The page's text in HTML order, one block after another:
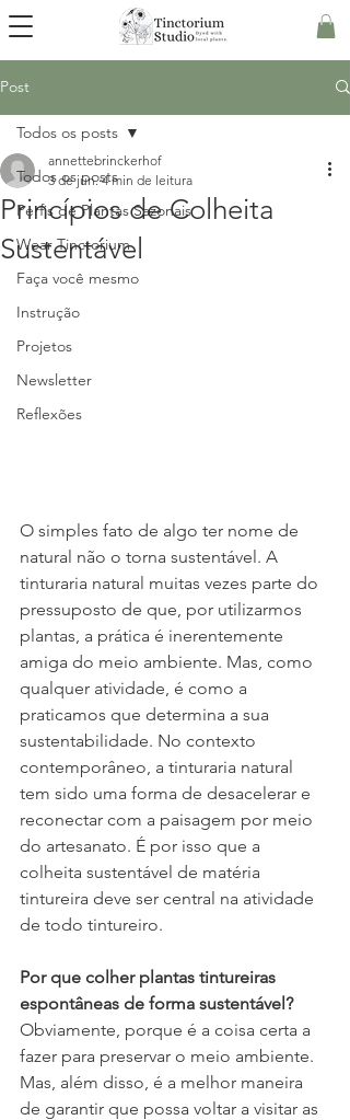
Post
Todos os posts
Perfis de Plantas Sazonais
Wear Tinctorium
Faça você mesmo
Instrução
Projetos
Newsletter
Reflexões
Todos os posts
Princípios de Colheita
Sustentável
annettebrinckerhof
3 de jun. 4 min de leitura
O simples fato de algo ter nome de
natural não o torna sustentável. A
tinturaria natural muitas vezes parte do
pressuposto de que, por utilizarmos
plantas, a prática é inerentemente
amiga do meio ambiente. Mas, como
qualquer atividade, é como a
praticamos que determina a sua
sustentabilidade. No contexto
contemporâneo, a tinturaria natural
tem sido uma forma de desacelerar e
reconectar com a paisagem por meio
do artesanato. É por isso que a
colheita sustentável de matéria
tintureira deve ser central na atividade
de todo tintureiro.
Por que colher plantas tintureiras
espontâneas de forma sustentável?
Obviamente, porque é a coisa certa a
fazer para preservar o meio ambiente.
Mas, além disso, é a melhor maneira
de garantir que possa voltar a visitar as